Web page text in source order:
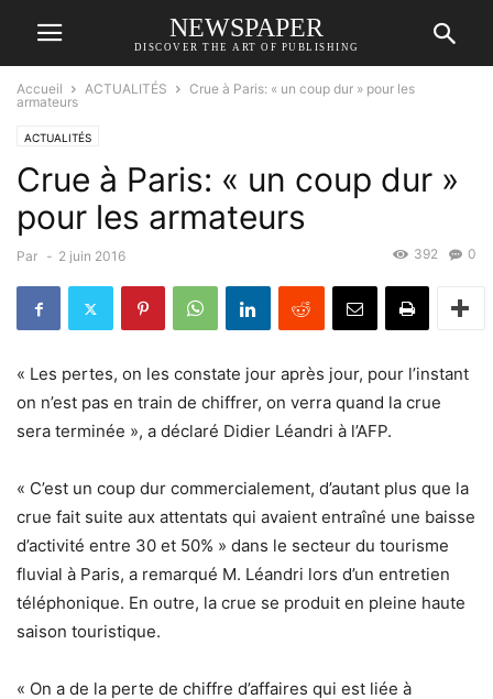
NEWSPAPER
DISCOVER THE ART OF PUBLISHING
Accueil ACTUALITÉS
Crue à Paris: « un coup dur » pour les
armateurs
ACTUALITÉS
Crue à Paris: « un coup dur »
pour les armateurs
Par - 2 juin 2016 0
392
« Les pertes, on les constate jour après jour, pour l’instant
on n’est pas en train de chiffrer, on verra quand la crue
sera terminée », a déclaré Didier Léandri à l’AFP.
« C’est un coup dur commercialement, d’autant plus que la
crue fait suite aux attentats qui avaient entraîné une baisse
d’activité entre 30 et 50% » dans le secteur du tourisme
fluvial à Paris, a remarqué M. Léandri lors d’un entretien
téléphonique. En outre, la crue se produit en pleine haute
saison touristique.
« On a de la perte de chiffre d’affaires qui est liée à